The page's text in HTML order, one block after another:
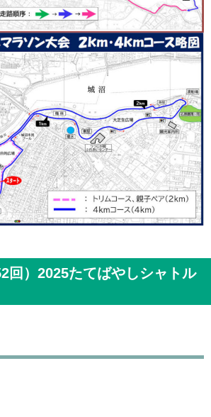
回）2025たてばやしシャトル